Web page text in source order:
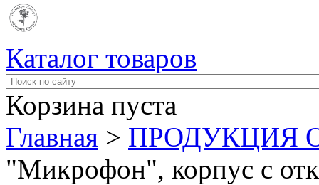
Каталог товаров
Корзина пуста
Главная > ПРОДУКЦИЯ
"Микрофон", корпус с